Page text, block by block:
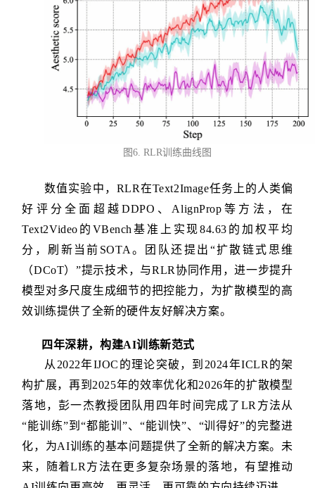
图6. RLR训练曲线图
数值实验中，RLR在Text2Image任务上的人类偏
好评分全面超越DDPO、AlignProp等方法，在
Text2Video的VBench基准上实现84.63的加权平均
分，刷新当前SOTA。团队还提出“扩散链式思维
（DCoT）”提示技术，与RLR协同作用，进一步提升
模型对多尺度生成细节的把控能力，为扩散模型的高
效训练提供了全新的硬件友好解决方案。
四年深耕，构建AI训练新范式
从2022年IJOC的理论突破，到2024年ICLR的架
构扩展，再到2025年的效率优化和2026年的扩散模型
落地，彭一杰教授团队用四年时间完成了LR方法从
“能训练”到“都能训”、“能训快”、“训得好”的完整进
化，为AI训练的基本问题提供了全新的解决方案。未
来，随着LR方法在更多复杂场景的落地，有望推动